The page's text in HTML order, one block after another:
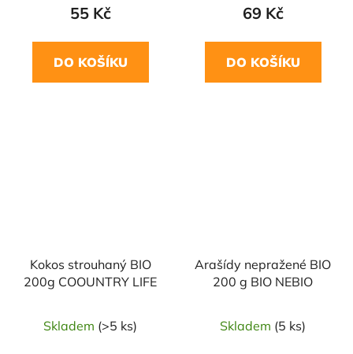
55 Kč
DO KOŠÍKU
69 Kč
DO KOŠÍKU
Kokos strouhaný BIO
200g COOUNTRY LIFE
Skladem (>5 ks)
Arašídy nepražené BIO
200 g BIO NEBIO
Skladem (5 ks)